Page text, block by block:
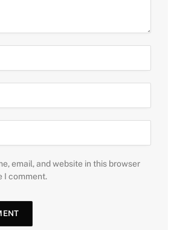
email, and website in this browser
I comment.